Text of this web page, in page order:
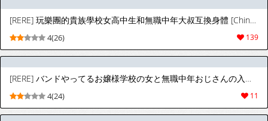
[RERE] 玩樂團的貴族學校女高中生和無職中年大叔互換身體 [Chinese]
139
4(26)
[RERE] バンドやってるお嬢様学校の女と無職中年おじさんの入れ替わり
11
4(24)